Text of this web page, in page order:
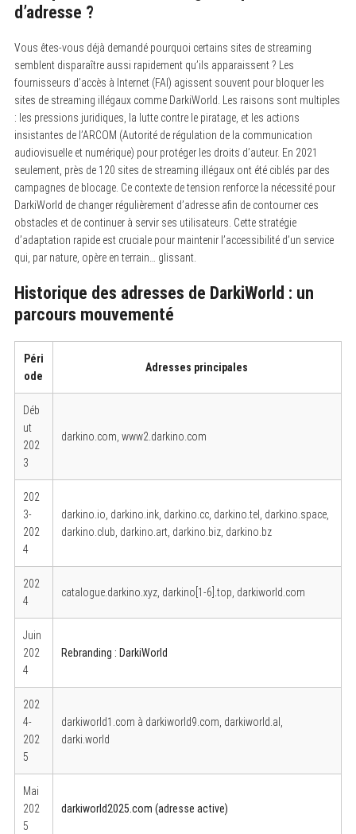
d’adresse ?
Vous êtes-vous déjà demandé pourquoi certains sites de streaming
semblent disparaître aussi rapidement qu’ils apparaissent ? Les
fournisseurs d’accès à Internet (FAI) agissent souvent pour bloquer les
sites de streaming illégaux comme DarkiWorld. Les raisons sont multiples
: les pressions juridiques, la lutte contre le piratage, et les actions
insistantes de l’ARCOM (Autorité de régulation de la communication
audiovisuelle et numérique) pour protéger les droits d’auteur. En 2021
seulement, près de 120 sites de streaming illégaux ont été ciblés par des
campagnes de blocage. Ce contexte de tension renforce la nécessité pour
DarkiWorld de changer régulièrement d’adresse afin de contourner ces
obstacles et de continuer à servir ses utilisateurs. Cette stratégie
d’adaptation rapide est cruciale pour maintenir l’accessibilité d’un service
qui, par nature, opère en terrain… glissant.
Historique des adresses de DarkiWorld : un
parcours mouvementé
Péri
ode
Adresses principales
Déb
ut
202
3
darkino.com, www2.darkino.com
202
3-
202
4
darkino.io, darkino.ink, darkino.cc, darkino.tel, darkino.space,
darkino.club, darkino.art, darkino.biz, darkino.bz
202
4
catalogue.darkino.xyz, darkino[1-6].top, darkiworld.com
Juin
202
4
Rebranding : DarkiWorld
202
4-
202
5
darkiworld1.com à darkiworld9.com, darkiworld.al,
darki.world
Mai
202
5
darkiworld2025.com (adresse active)
e
r
c
h